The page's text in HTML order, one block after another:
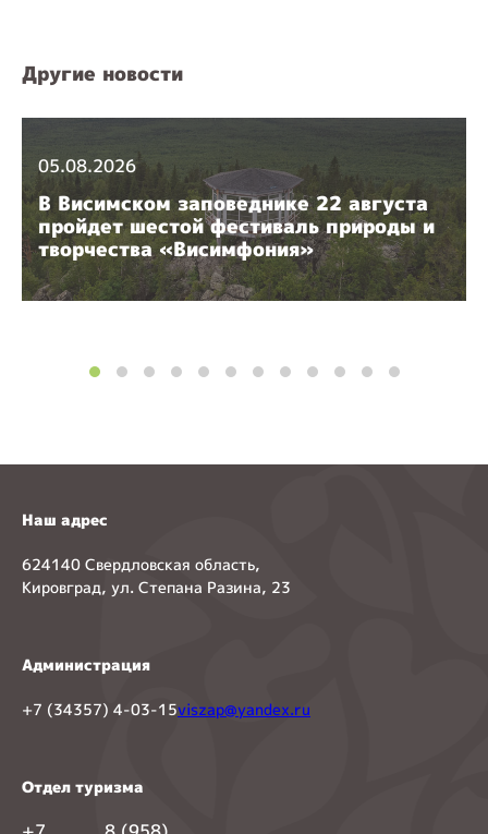
Другие новости
05.08.2026
В Висимском заповеднике 22 августа
пройдет шестой фестиваль природы и
творчества «Висимфония»
Наш адрес
624140 Свердловская область,
Кировград, ул. Степана Разина, 23
Администрация
+7 (34357) 4-03-15viszap@yandex.ru
Отдел туризма